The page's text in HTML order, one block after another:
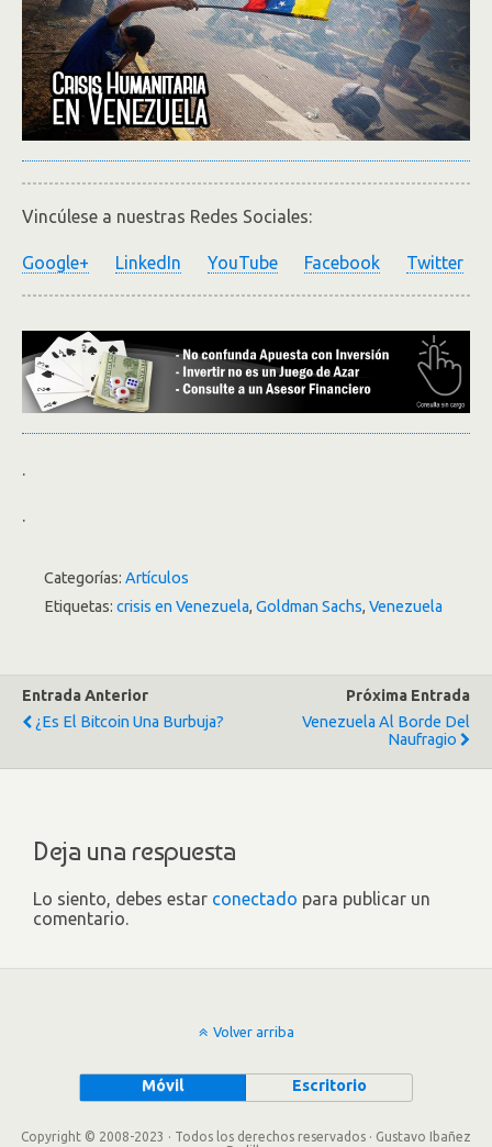
Vincúlese a nuestras Redes Sociales:
Google+ LinkedIn YouTube Facebook Twitter
.
.
Categorías: Artículos
Etiquetas: crisis en Venezuela, Goldman Sachs, Venezuela
Entrada Anterior
¿Es El Bitcoin Una Burbuja?
Próxima Entrada
Venezuela Al Borde Del
Naufragio
Deja una respuesta
Lo siento, debes estar conectado para publicar un
comentario.
Volver arriba
Móvil Escritorio
Copyright © 2008-2023 · Todos los derechos reservados · Gustavo Ibañez